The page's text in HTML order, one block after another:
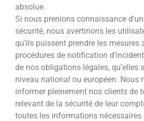
absolue.
Si nous prenions connaissance
sécurité, nous avertirions les
qu’ils puissent prendre les mesures
procédures de notification
de nos obligations légales, qu’elles
niveau national ou européen. Nous
informer pleinement nos clients de
relevant de la sécurité de leur
toutes les informations nécessaires